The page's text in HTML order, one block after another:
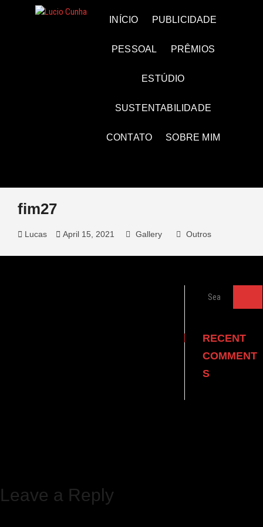
Lucio Cunha
FOTO E VÍDEOS
INÍCIO PUBLICIDADE
PESSOAL PRÊMIOS
ESTÚDIO
SUSTENTABILIDADE
CONTATO SOBRE MIM
fim27
Lucas April 15, 2021 Gallery Outros
Leave a Reply
RECENT
COMMENT
S